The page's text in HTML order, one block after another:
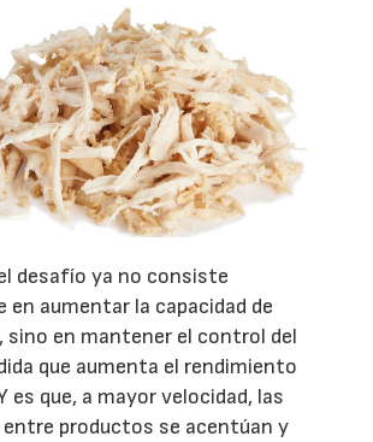
desafío ya no consiste
en aumentar la capacidad de
sino en mantener el control del
que aumenta el rendimiento
es que, a mayor velocidad, las
productos se acentúan y